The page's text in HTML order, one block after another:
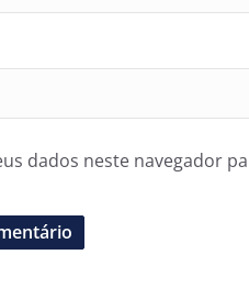
dados neste navegador